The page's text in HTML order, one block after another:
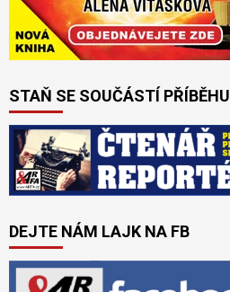
STAŇ SE SOUČÁSTÍ PŘÍBĚHU
DEJTE NÁM LAJK NA FB